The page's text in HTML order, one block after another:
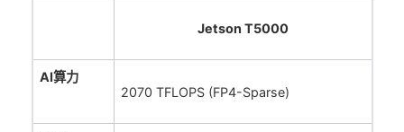
Jetson T5000
AI算力
2070 TFLOPS (FP4-Sparse)